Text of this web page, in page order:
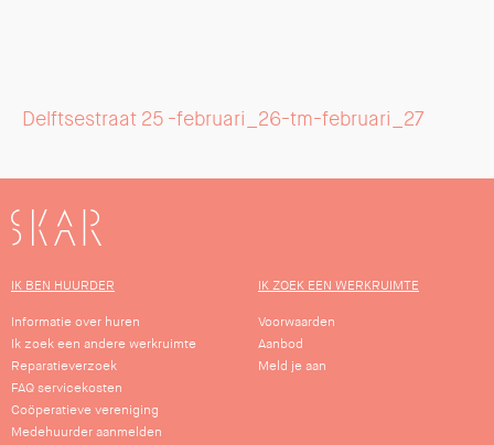
Delftsestraat 25 -februari_26-tm-februari_27
SKAR
IK BEN HUURDER
Informatie over huren
Ik zoek een andere werkruimte
Reparatieverzoek
FAQ servicekosten
Coöperatieve vereniging
Medehuurder aanmelden
IK ZOEK EEN WERKRUIMTE
Voorwaarden
Aanbod
Meld je aan